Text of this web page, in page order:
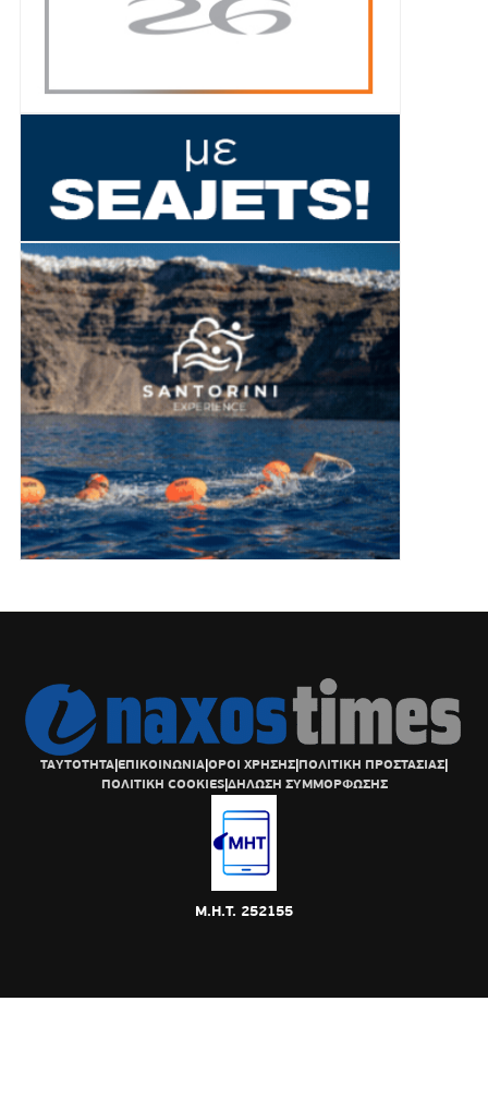
ΤΑΥΤΟΤΗΤΑ|ΕΠΙΚΟΙΝΩΝΙΑ|ΟΡΟΙ ΧΡΗΣΗΣ|ΠΟΛΙΤΙΚΗ ΠΡΟΣΤΑΣΙΑΣ|
ΠΟΛΙΤΙΚΗ COOKIES|ΔΗΛΩΣΗ ΣΥΜΜΟΡΦΩΣΗΣ
Μ.Η.Τ. 252155